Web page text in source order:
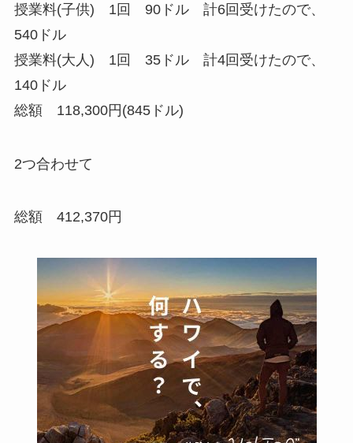
授業料(子供) 1回 90ドル 計6回受けたので、
540ドル
授業料(大人) 1回 35ドル 計4回受けたので、
140ドル
総額 118,300円(845ドル)
2つ合わせて
総額 412,370円